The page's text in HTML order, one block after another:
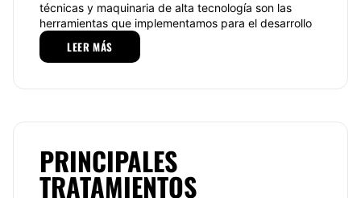
técnicas y maquinaria de alta tecnología son las
herramientas que implementamos para el desarrollo
de tratamientos únicos en nuestros pacientes.
DR OSCAR CALLE
Durante 18 años centró su práctica médica en el
apoyo a comunidades en Ecuador y Colombia
participando activamente en voluntariados
LEER MÁS
PRINCIPALES
TRATAMIENTOS